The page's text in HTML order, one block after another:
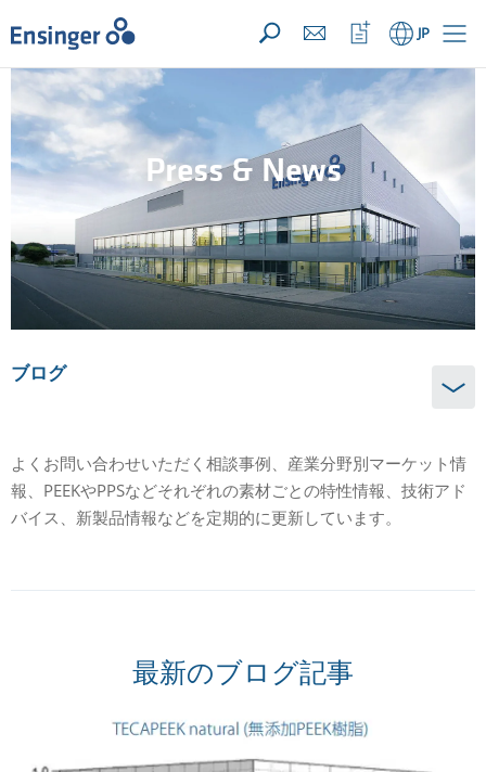
お問い合わせリスト ({{productCount}} 件の素材)開く
ホ
ー
ム
JP
ウ
ォ
ッ
チ
ス
ト
を
開
く
Press & News
ブログ
よくお問い合わせいただく相談事例、産業分野別マーケット情
報、PEEKやPPSなどそれぞれの素材ごとの特性情報、技術アド
バイス、新製品情報などを定期的に更新しています。
最新のブログ記事